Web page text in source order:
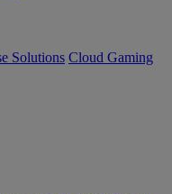
Solutions Cloud Gaming